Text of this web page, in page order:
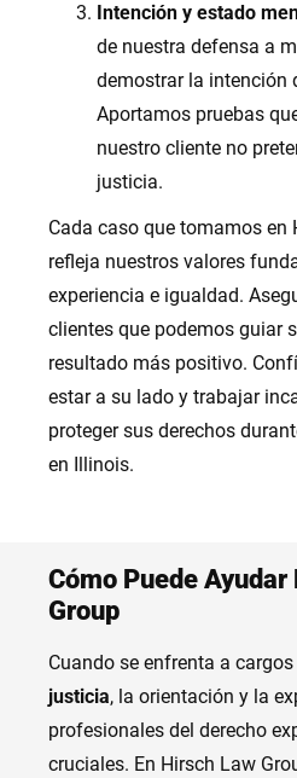
Intención y estado
de nuestra defensa a
demostrar la intención
Aportamos pruebas
nuestro cliente no
justicia.
Cada caso que tomamos en
refleja nuestros valores
experiencia e igualdad.
clientes que podemos guiar
resultado más positivo.
estar a su lado y trabajar
proteger sus derechos
en Illinois.
Cómo Puede Ayudar
Group
Cuando se enfrenta a cargos
justicia, la orientación y la
profesionales del derecho
cruciales. En Hirsch Law